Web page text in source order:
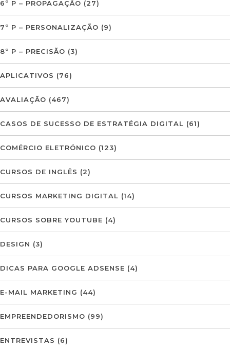
6º P – PROPAGAÇÃO (27)
7º P – PERSONALIZAÇÃO (9)
8º P – PRECISÃO (3)
APLICATIVOS (76)
AVALIAÇÃO (467)
CASOS DE SUCESSO DE ESTRATÉGIA DIGITAL (61)
COMÉRCIO ELETRÓNICO (123)
CURSOS DE INGLÊS (2)
CURSOS MARKETING DIGITAL (14)
CURSOS SOBRE YOUTUBE (4)
DESIGN (3)
DICAS PARA GOOGLE ADSENSE (4)
E-MAIL MARKETING (44)
EMPREENDEDORISMO (99)
ENTREVISTAS (6)